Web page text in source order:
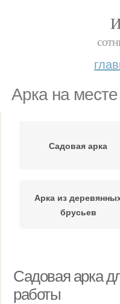
Арка на месте
Садовая арка
Арка из
брусьев
Садовая арка
работы